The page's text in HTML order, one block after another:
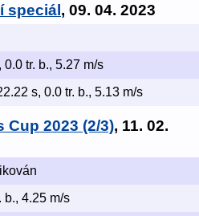
speciál, 09. 04. 2023
0.0 tr. b., 5.27 m/s
s, 0.0 tr. b., 5.13 m/s
Cup 2023 (2/3), 11. 02.
b., 4.25 m/s